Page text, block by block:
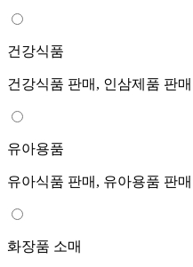
건강식품
건강식품 판매, 인삼제품 판매
유아용품
유아식품 판매, 유아용품 판매
화장품 소매